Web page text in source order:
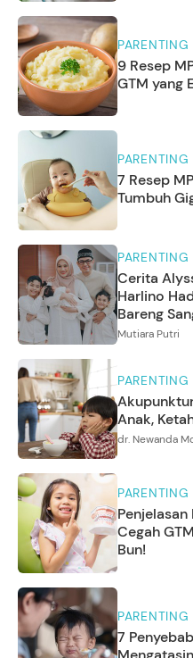
PARENTING
9 Resep
GTM yang
PARENTING
7 Resep
Tumbuh
PARENTING
Cerita
Harlino
Bareng
Mutiara Putri
PARENTING
Anak,
dr. Newanda
PARENTING
Cegah
Bun!
PARENTING
7